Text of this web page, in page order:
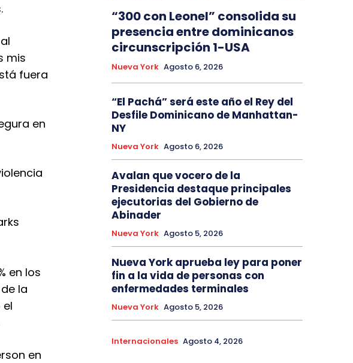
mis
fuera
en
en los
la
en
“300 con Leonel” consolida su
presencia entre dominicanos
circunscripción 1-USA
Nueva York Agosto 6, 2026
“El Pachá” será este año el Rey del
Desfile Dominicano de Manhattan-
NY
Nueva York Agosto 6, 2026
Avalan que vocero de la
Presidencia destaque principales
ejecutorias del Gobierno de
Abinader
Nueva York Agosto 5, 2026
Nueva York aprueba ley para poner
fin a la vida de personas con
enfermedades terminales
Nueva York Agosto 5, 2026
Internacionales Agosto 4, 2026